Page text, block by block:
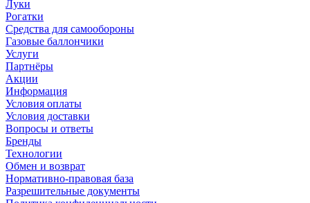
Луки
Рогатки
Средства для самообороны
Газовые баллончики
Услуги
Партнёры
Акции
Информация
Условия оплаты
Условия доставки
Вопросы и ответы
Бренды
Технологии
Обмен и возврат
Нормативно-правовая база
Разрешительные документы